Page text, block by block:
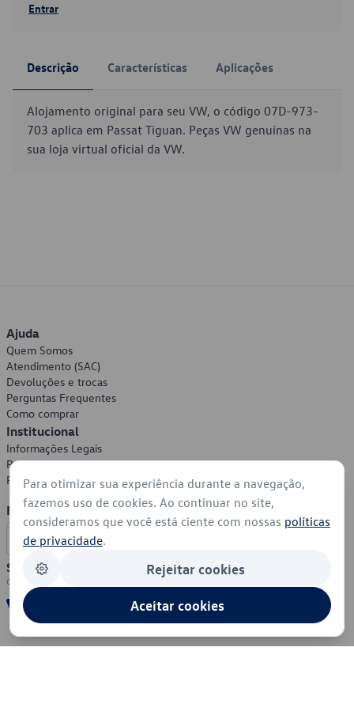
Entrar
Descrição Características Aplicações
Alojamento original para seu VW, o código 07D-973-
703 aplica em Passat Tiguan. Peças VW genuínas na
sua loja virtual oficial da VW.
Ajuda
Quem Somos
Atendimento (SAC)
Devoluções e trocas
Perguntas Frequentes
Como comprar
Institucional
Informações Legais
Política de Privacidade
Política de Cookies
Formas de Pagamento
Segurança
Para otimizar sua experiência durante a navegação,
fazemos uso de cookies. Ao continuar no site,
consideramos que você está ciente com nossas políticas
de privacidade.
Rejeitar cookies
Aceitar cookies